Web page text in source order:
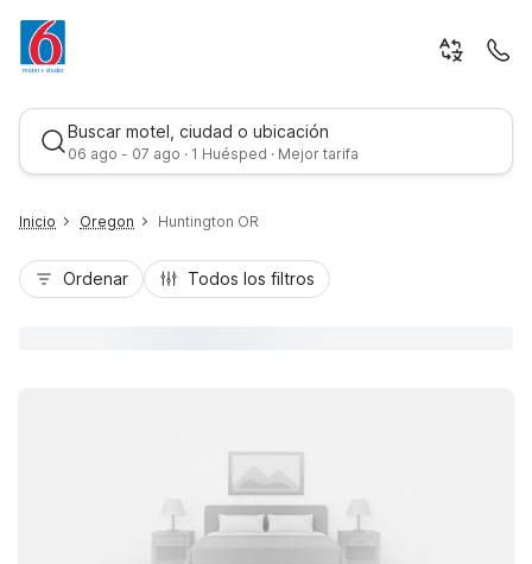
Buscar motel, ciudad o ubicación
06 ago - 07 ago · 1 Huésped · Mejor tarifa
Inicio Oregon Huntington OR
Ordenar Todos los filtros